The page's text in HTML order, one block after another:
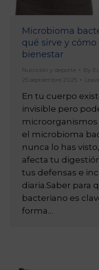
Microbioma
qué sirve y
bienestar
Nutrición y deporte By
25 septiembre 2025
En tu cuerpo
invisible pero
el microbioma
nunca lo has
afecta tu
tus defensas e
diaria.Saber para
bacteriano es
forma…